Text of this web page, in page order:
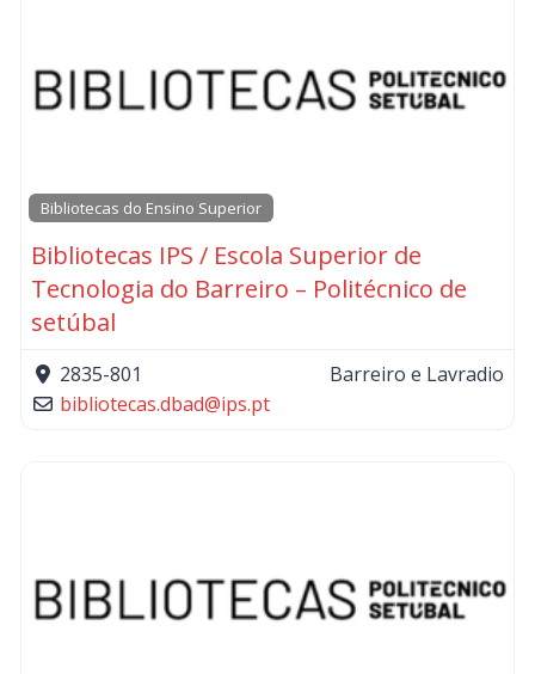
Bibliotecas do Ensino Superior
Bibliotecas IPS / Escola Superior de
Tecnologia do Barreiro – Politécnico de
setúbal
2835-801
Barreiro e Lavradio
bibliotecas.dbad@ips.pt